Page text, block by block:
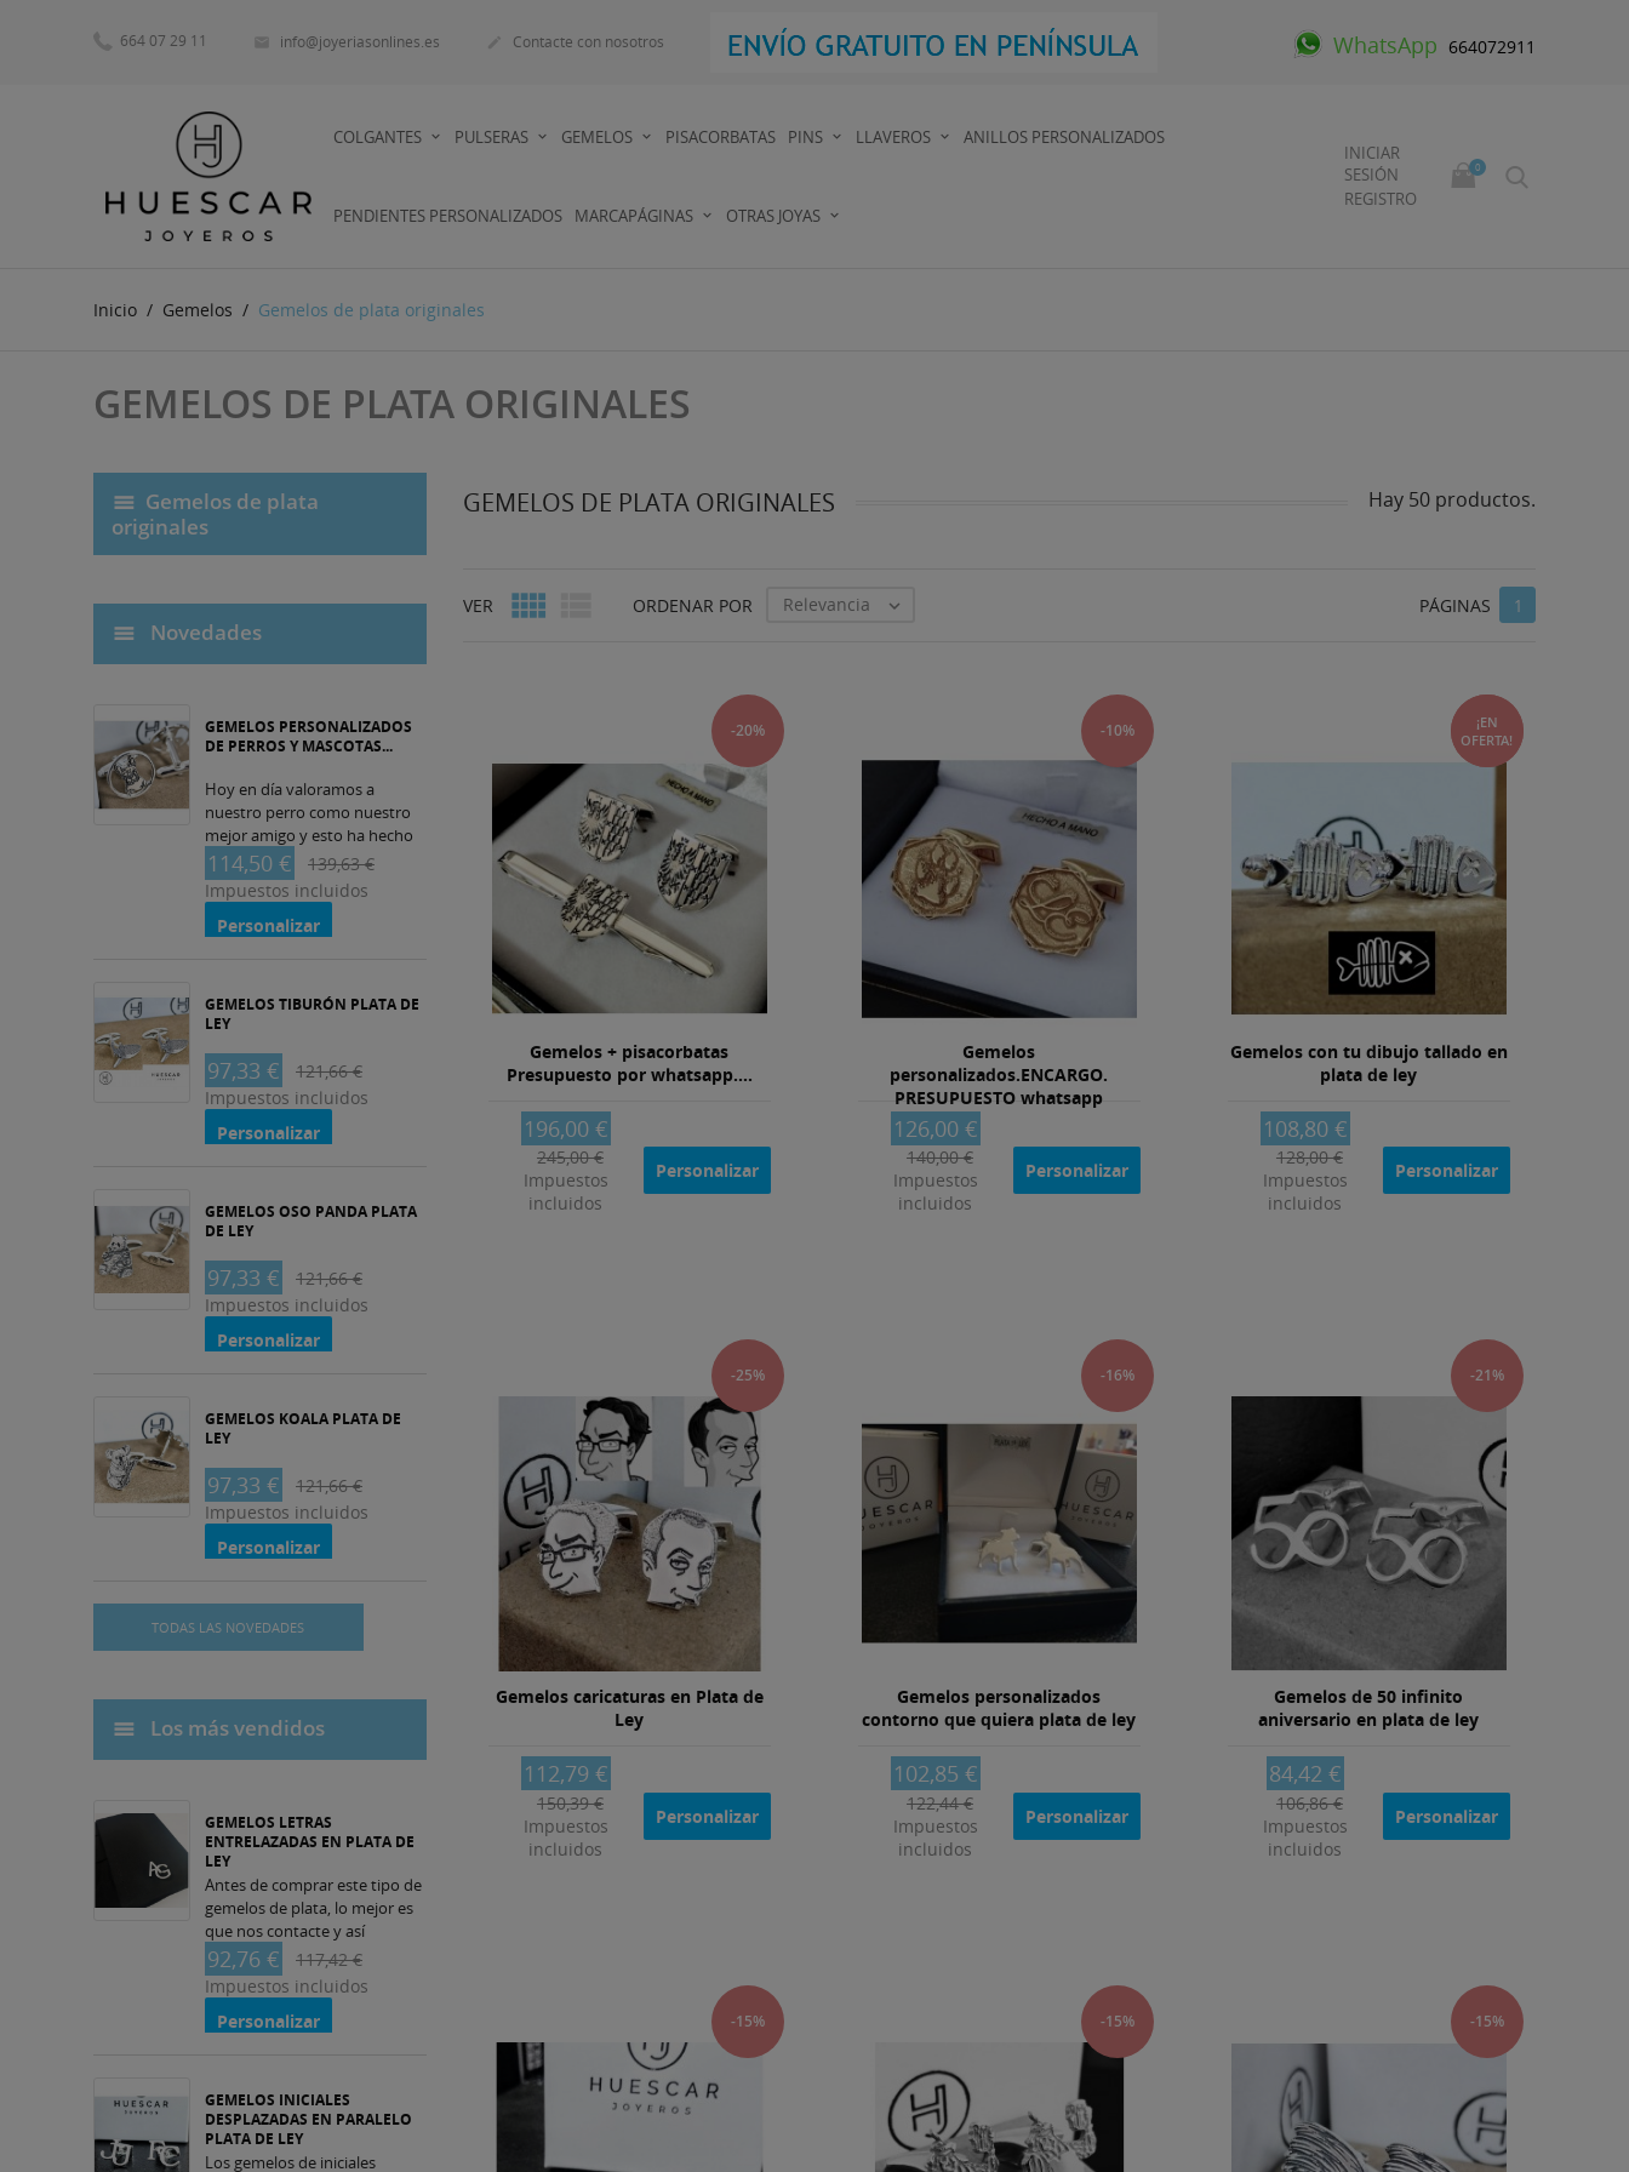
664 07 29 11 info@joyeriasonlines.es Contacte con nosotros WhatsApp 664072911
COLGANTES PULSERAS GEMELOS PISACORBATAS PINS LLAVEROS ANILLOS PERSONALIZADOS
PENDIENTES PERSONALIZADOS MARCAPÁGINAS OTRAS JOYAS
INICIAR
SESIÓN
REGISTRO
0
Inicio Gemelos Gemelos de plata originales
GEMELOS DE PLATA ORIGINALES
Gemelos de plata
originales
Novedades
GEMELOS PERSONALIZADOS
DE PERROS Y MASCOTAS...
Hoy en día valoramos a
nuestro perro como nuestro
mejor amigo y esto ha hecho
que los gemelos de perros y
mascotas en plata de ley con
distintas...
114,50 €
139,63 €
Impuestos incluidos
Personalizar
GEMELOS TIBURÓN PLATA DE
LEY
97,33 €
121,66 €
Impuestos incluidos
Personalizar
GEMELOS OSO PANDA PLATA
DE LEY
97,33 €
121,66 €
Impuestos incluidos
Personalizar
GEMELOS KOALA PLATA DE
LEY
97,33 €
121,66 €
Impuestos incluidos
Personalizar
TODAS LAS NOVEDADES
Los más vendidos
GEMELOS LETRAS
ENTRELAZADAS EN PLATA DE
LEY
Antes de comprar este tipo de
gemelos de plata, lo mejor es
que nos contacte y así
podemos realizar mejor
nuestro trabajo, ya que antes
de cortar...
92,76 €
117,42 €
Impuestos incluidos
Personalizar
GEMELOS INICIALES
DESPLAZADAS EN PARALELO
PLATA DE LEY
Los gemelos de iniciales
GEMELOS DE PLATA ORIGINALES Hay 50 productos.
VER  ORDENAR POR Relevancia  PÁGINAS 1
-20%
Gemelos + pisacorbatas
Presupuesto por whatsapp....
196,00 €
245,00 €
Impuestos
incluidos
Personalizar
-10%
Gemelos
personalizados.ENCARGO.
PRESUPUESTO whatsapp
126,00 €
140,00 €
Impuestos
incluidos
Personalizar
-15%
¡EN
OFERTA!
Gemelos con tu dibujo tallado en
plata de ley
108,80 €
128,00 €
Impuestos
incluidos
Personalizar
-25%
Gemelos caricaturas en Plata de
Ley
112,79 €
150,39 €
Impuestos
incluidos
Personalizar
-16%
Gemelos personalizados
contorno que quiera plata de ley
102,85 €
122,44 €
Impuestos
incluidos
Personalizar
-21%
Gemelos de 50 infinito
aniversario en plata de ley
84,42 €
106,86 €
Impuestos
incluidos
Personalizar
-15% -15% -15%